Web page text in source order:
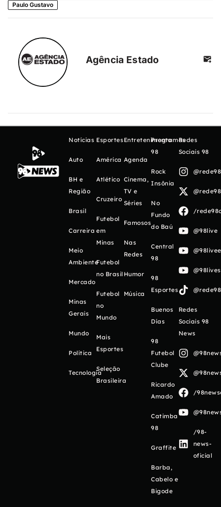
Paulo Gustavo
Agência Estado
Notícias
Auto
BH e
Região
Brasil
Carreira
Meio
Ambiente
Mercado
Minas
Gerais
Mundo
Política
Tecnologia
Esportes
América
Atlético
Cruzeiro
Futebol
em
Minas
Futebol
no Brasil
Futebol
no
Mundo
Mais
Esportes
Seleção
Brasileira
Entretenimento
Agenda
Cinema,
TV e
Séries
Famosos
Nas
Redes
Humor
Música
Programas
98
Rock
Insônia
No
Fundo
do Baú
Central
98
98
Esportes
Buenos
Días
98
Futebol
Clube
Ricardo
Amado
Catimba
98
Graffite
Barba,
Cabelo e
Bigode
Redes
Sociais 98
/
@98live
Redes
Sociais 98
News
/
/98-
news-
oficial